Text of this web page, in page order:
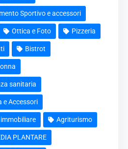
Sportivo e accessori
Ottica e Foto Pizzeria
Bistrot
sanitaria
e Accessori
Agriturismo
PLANTARE